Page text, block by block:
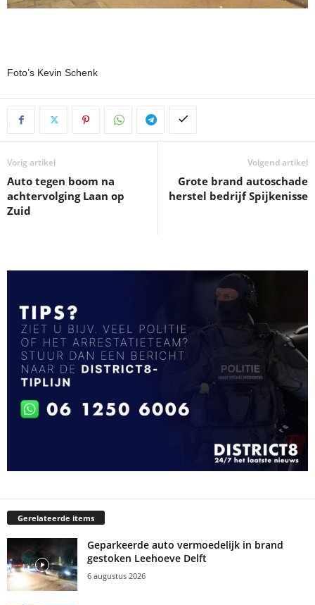
Foto’s Kevin Schenk
Vorig artikel
Auto tegen boom na
achtervolging Laan op
Zuid
Volgend artikel
Grote brand autoschade
herstel bedrijf Spijkenisse
Gerelateerde items
Geparkeerde auto vermoedelijk in brand
gestoken Leehoeve Delft
6 augustus 2026